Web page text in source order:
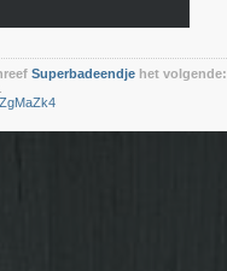
Superbadeendje het volgende: